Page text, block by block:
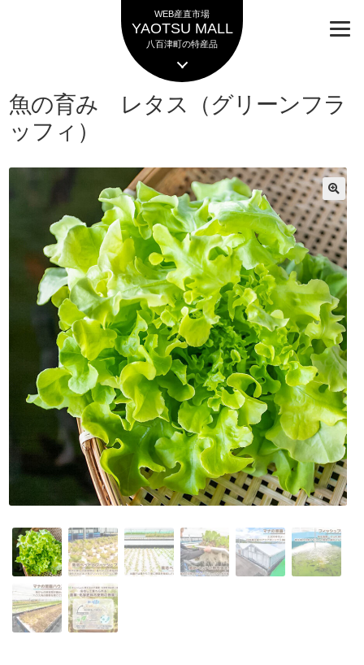
WEB産直市場
YAOTSU MALL
八百津町の特産品
ョ
ン
へ
キ
へ
ス
キ
プ
魚の育み レタス（グリーンフラ
ッフィ）